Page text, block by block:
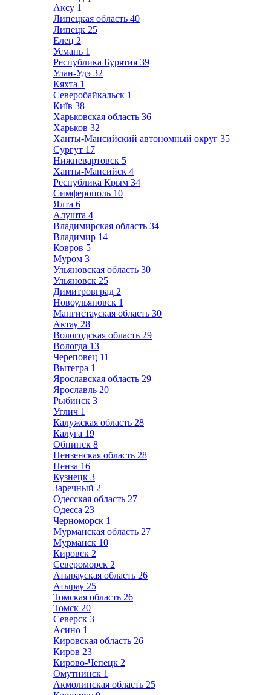
Аксу 1
Липецкая область 40
Липецк 25
Елец 2
Усмань 1
Республика Бурятия 39
Улан-Удэ 32
Кяхта 1
Северобайкальск 1
Київ 38
Харьковская область 36
Харьков 32
Ханты-Мансийский автономный округ 35
Сургут 17
Нижневартовск 5
Ханты-Мансийск 4
Республика Крым 34
Симферополь 10
Ялта 6
Алушта 4
Владимирская область 34
Владимир 14
Ковров 5
Муром 3
Ульяновская область 30
Ульяновск 25
Димитровград 2
Новоульяновск 1
Мангистауская область 30
Актау 28
Вологодская область 29
Вологда 13
Череповец 11
Вытегра 1
Ярославская область 29
Ярославль 20
Рыбинск 3
Углич 1
Калужская область 28
Калуга 19
Обнинск 8
Пензенская область 28
Пенза 16
Кузнецк 3
Заречный 2
Одесская область 27
Одесса 23
Черноморск 1
Мурманская область 27
Мурманск 10
Кировск 2
Североморск 2
Атырауская область 26
Атырау 25
Томская область 26
Томск 20
Северск 3
Асино 1
Кировская область 26
Киров 23
Кирово-Чепецк 2
Омутнинск 1
Акмолинская область 25